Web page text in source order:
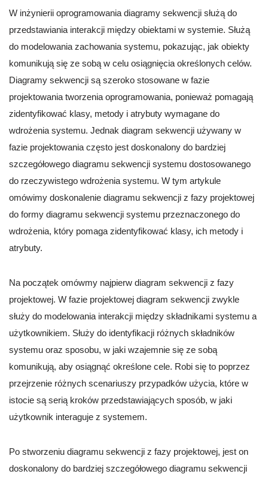
W inżynierii oprogramowania diagramy sekwencji służą do
przedstawiania interakcji między obiektami w systemie. Służą
do modelowania zachowania systemu, pokazując, jak obiekty
komunikują się ze sobą w celu osiągnięcia określonych celów.
Diagramy sekwencji są szeroko stosowane w fazie
projektowania tworzenia oprogramowania, ponieważ pomagają
zidentyfikować klasy, metody i atrybuty wymagane do
wdrożenia systemu. Jednak diagram sekwencji używany w
fazie projektowania często jest doskonalony do bardziej
szczegółowego diagramu sekwencji systemu dostosowanego
do rzeczywistego wdrożenia systemu. W tym artykule
omówimy doskonalenie diagramu sekwencji z fazy projektowej
do formy diagramu sekwencji systemu przeznaczonego do
wdrożenia, który pomaga zidentyfikować klasy, ich metody i
atrybuty.
Na początek omówmy najpierw diagram sekwencji z fazy
projektowej. W fazie projektowej diagram sekwencji zwykle
służy do modelowania interakcji między składnikami systemu a
użytkownikiem. Służy do identyfikacji różnych składników
systemu oraz sposobu, w jaki wzajemnie się ze sobą
komunikują, aby osiągnąć określone cele. Robi się to poprzez
przejrzenie różnych scenariuszy przypadków użycia, które w
istocie są serią kroków przedstawiających sposób, w jaki
użytkownik interaguje z systemem.
Po stworzeniu diagramu sekwencji z fazy projektowej, jest on
doskonalony do bardziej szczegółowego diagramu sekwencji